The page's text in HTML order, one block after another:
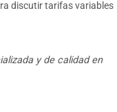
discutir tarifas variables
y de calidad en